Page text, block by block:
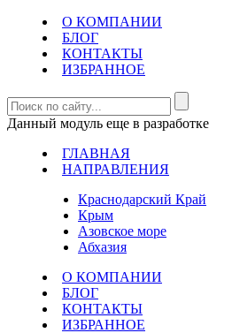
О КОМПАНИИ
БЛОГ
КОНТАКТЫ
ИЗБРАННОЕ
Данный модуль еще в разработке
ГЛАВНАЯ
НАПРАВЛЕНИЯ
Краснодарский Край
Крым
Азовское море
Абхазия
О КОМПАНИИ
БЛОГ
КОНТАКТЫ
ИЗБРАННОЕ